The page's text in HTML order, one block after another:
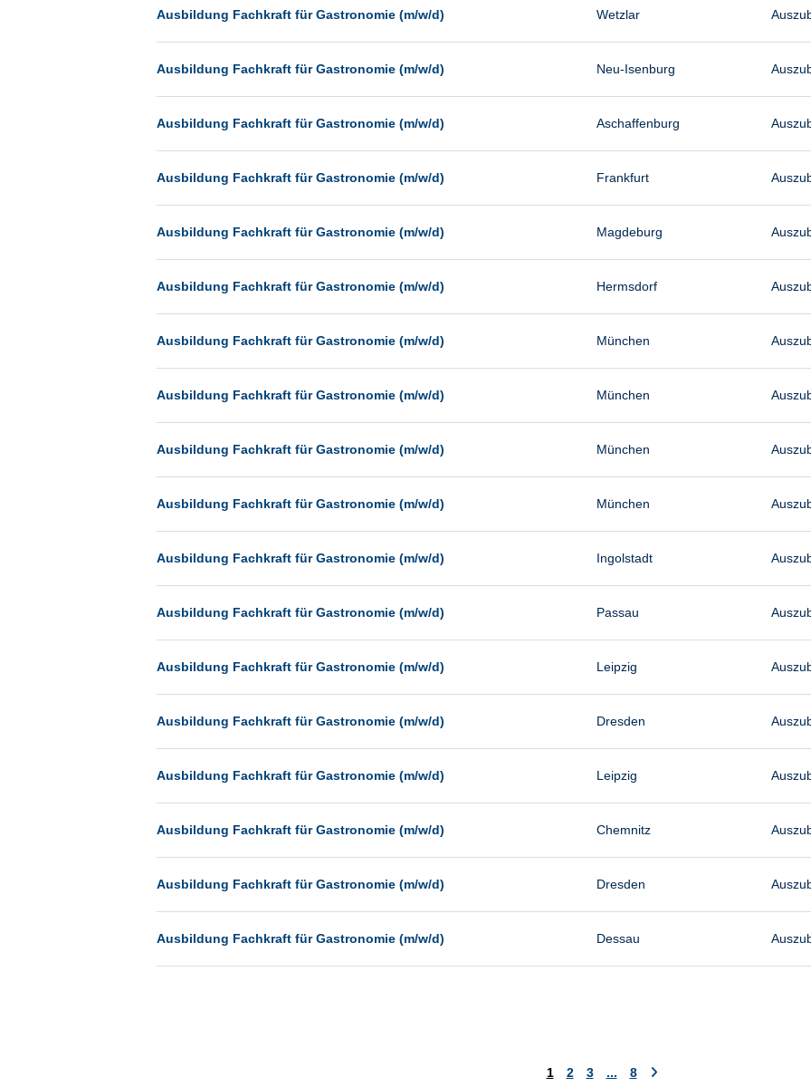
Frankfurt
Freiburg
Hamburg
Hannover
Heilbronn
Hermsdorf
Hildesheim
Ingolstadt
Kassel
Landau
Mainz
Mannheim
München
Münster
Neu-Isenburg
Neumünster
Ausbildung Fachkraft für Gastronomie (m/w/d) Wetzlar
Ausbildung Fachkraft für Gastronomie (m/w/d) Neu-Isenburg
Ausbildung Fachkraft für Gastronomie (m/w/d) Aschaffenburg
Ausbildung Fachkraft für Gastronomie (m/w/d) Frankfurt
Ausbildung Fachkraft für Gastronomie (m/w/d) Magdeburg
Ausbildung Fachkraft für Gastronomie (m/w/d) Hermsdorf
Ausbildung Fachkraft für Gastronomie (m/w/d) München
Ausbildung Fachkraft für Gastronomie (m/w/d) München
Ausbildung Fachkraft für Gastronomie (m/w/d) München
Ausbildung Fachkraft für Gastronomie (m/w/d) München
Ausbildung Fachkraft für Gastronomie (m/w/d) Ingolstadt
Ausbildung Fachkraft für Gastronomie (m/w/d) Passau
Ausbildung Fachkraft für Gastronomie (m/w/d) Leipzig
Ausbildung Fachkraft für Gastronomie (m/w/d) Dresden
Ausbildung Fachkraft für Gastronomie (m/w/d) Leipzig
Ausbildung Fachkraft für Gastronomie (m/w/d) Chemnitz
Ausbildung Fachkraft für Gastronomie (m/w/d) Dresden
Ausbildung Fachkraft für Gastronomie (m/w/d) Dessau
1 2 3 ... 8